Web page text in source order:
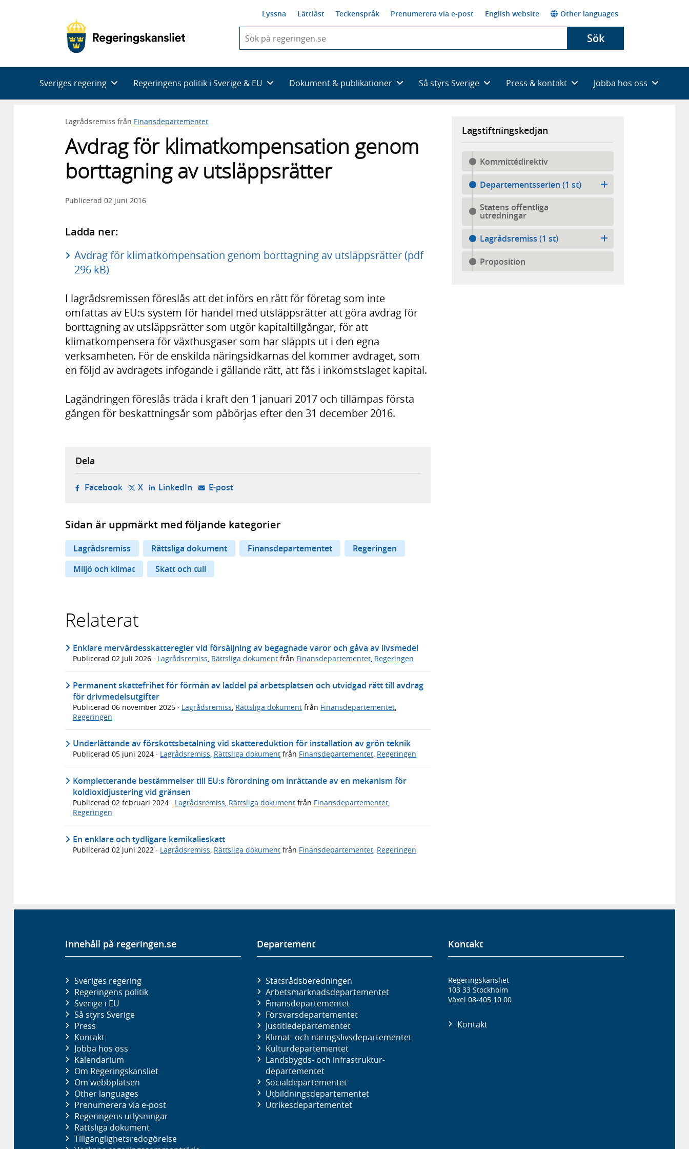
Lyssna Lättläst Teckenspråk Prenumerera via e-post English website Other languages
du
skriva
framträder
en
Sök
Sveriges regering Regeringens politik i Sverige & EU Dokument & publikationer Så styrs Sverige Press & kontakt Jobba hos oss
Lagrådsremiss från Finansdepartementet
Avdrag för klimatkompensation genom
borttagning av utsläppsrätter
Publicerad 02 juni 2016
Ladda ner:
Avdrag för klimatkompensation genom borttagning av utsläppsrätter (pdf
296 kB)
I lagrådsremissen föreslås att det införs en rätt för företag som inte
omfattas av EU:s system för handel med utsläppsrätter att göra avdrag för
borttagning av utsläppsrätter som utgör kapitaltillgångar, för att
klimatkompensera för växthusgaser som har släppts ut i den egna
verksamheten. För de enskilda näringsidkarnas del kommer avdraget, som
en följd av avdragets infogande i gällande rätt, att fås i inkomstslaget kapital.
Lagändringen föreslås träda i kraft den 1 januari 2017 och tillämpas första
gången för beskattningsår som påbörjas efter den 31 december 2016.
Lagstiftningskedjan
Kommittédirektiv
Departementsserien (1 st)
Statens offentliga
utredningar
Lagrådsremiss (1 st)
Proposition
Dela
Facebook- öppnas i ny flik, extern webbplats,
X- öppnas i ny flik, extern webbplats,
LinkedIn- öppnas i ny flik, extern webbplats,
E-post- öppnar din e-postklient,
Sidan är uppmärkt med följande kategorier
Lagrådsremiss Rättsliga dokument Finansdepartementet
Regeringen
Miljö och klimat
Skatt och tull
Relaterat
Enklare mervärdesskatteregler vid försäljning av begagnade varor och gåva av livsmedel
Publicerad 02 juli 2026 · Lagrådsremiss, Rättsliga dokument från Finansdepartementet, Regeringen
Permanent skattefrihet för förmån av laddel på arbetsplatsen och utvidgad rätt till avdrag
för drivmedelsutgifter
Publicerad 06 november 2025 · Lagrådsremiss Rättsliga dokument från Finansdepartementet
Regeringen
Underlättande av förskottsbetalning vid skattereduktion för installation av grön teknik
Publicerad 05 juni 2024 · Lagrådsremiss, Rättsliga dokument från Finansdepartementet, Regeringen
Kompletterande bestämmelser till EU:s förordning om inrättande av en mekanism för
koldioxidjustering vid gränsen
Publicerad 02 februari 2024 · Lagrådsremiss, Rättsliga dokument från Finansdepartementet,
Regeringen
En enklare och tydligare kemikalieskatt
Publicerad 02 juni 2022 · Lagrådsremiss Rättsliga dokument från Finansdepartementet Regeringen
Innehåll på regeringen.se
Sveriges regering
Regeringens politik
Sverige i EU
Så styrs Sverige
Press
Kontakt
Jobba hos oss
Kalendarium
Om Regeringskansliet
Om webbplatsen
Other languages
Prenumerera via e-post
Regeringens utlysningar
Rättsliga dokument
Tillgänglighetsredogörelse
Departement
Statsrådsberedningen
Arbetsmarknads­departementet
Finans­departementet
Försvars­departementet
Justitie­departementet
Klimat- och näringslivs­departementet
Kultur­departementet
Landsbygds- och infrastruktur­
departementet
Social­departementet
Utbildnings­departementet
Utrikes­departementet
Kontakt
Regeringskansliet
103 33 Stockholm
Växel 08-405 10 00
Kontakt